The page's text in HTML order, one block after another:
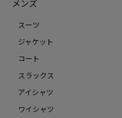
メンズ
スーツ
ジャケット
コート
スラックス
アイシャツ
ワイシャツ